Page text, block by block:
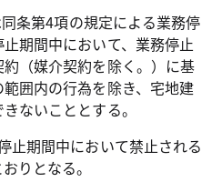
条第4項の規定による業務停
期間中において、業務停止
（媒介契約を除く。）に基
囲内の行為を除き、宅地建
ないこととする。
期間中において禁止される
りとなる。